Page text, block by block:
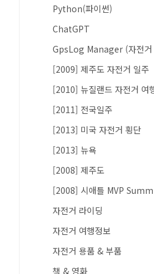
Python(파이썬)
ChatGPT
GpsLog Manager (자전거
[2009] 제주도 자전거 일주
[2010] 뉴질랜드 자전거 여
[2011] 전국일주
[2013] 미국 자전거 횡단
[2013] 뉴욕
[2008] 제주도
[2008] 시애틀 MVP
자전거 라이딩
자전거 여행정보
자전거 용품 & 부품
책 & 영화